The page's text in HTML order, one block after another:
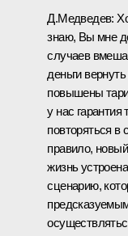
Д.Медведев:
знаю, Вы мне
случаев
деньги
повышены
у нас гарантия
повторяться в
правило,
жизнь
сценарию,